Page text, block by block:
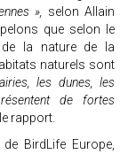
», selon Allain
que selon le
la nature de la
naturels sont
les dunes, les
de fortes
rapport.
BirdLife Europe,